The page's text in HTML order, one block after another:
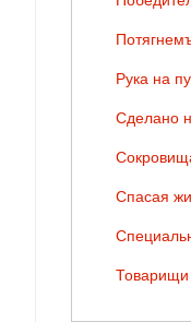
Рука на
Сделано
Спасая
Товарищи